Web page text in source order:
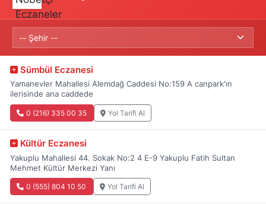
Sümbül Eczanesi
Yamanevler Mahallesi Alemdağ Caddesi No:159 A canpark'ın
ilerisinde ana caddede
0 (216) 335 00 35 Yol Tarifi Al
Kültür Eczanesi
Yakuplu Mahallesi 44. Sokak No:2 4 E-9 Yakuplu Fatih Sultan
Mehmet Kültür Merkezi Yanı
0 (555) 804 10 50 Yol Tarifi Al